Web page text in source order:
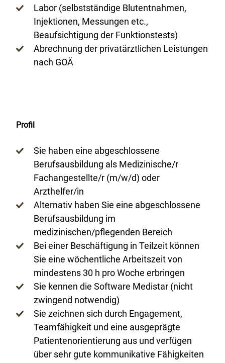
Labor (selbstständige Blutentnahmen,
Injektionen, Messungen etc.,
Beaufsichtigung der Funktionstests)
Abrechnung der privatärztlichen Leistungen
nach GOÄ
Profil
Sie haben eine abgeschlossene
Berufsausbildung als Medizinische/r
Fachangestellte/r (m/w/d) oder
Arzthelfer/in
Alternativ haben Sie eine abgeschlossene
Berufsausbildung im
medizinischen/pflegenden Bereich
Bei einer Beschäftigung in Teilzeit können
Sie eine wöchentliche Arbeitszeit von
mindestens 30 h pro Woche erbringen
Sie kennen die Software Medistar (nicht
zwingend notwendig)
Sie zeichnen sich durch Engagement,
Teamfähigkeit und eine ausgeprägte
Patientenorientierung aus und verfügen
über sehr gute kommunikative Fähigkeiten